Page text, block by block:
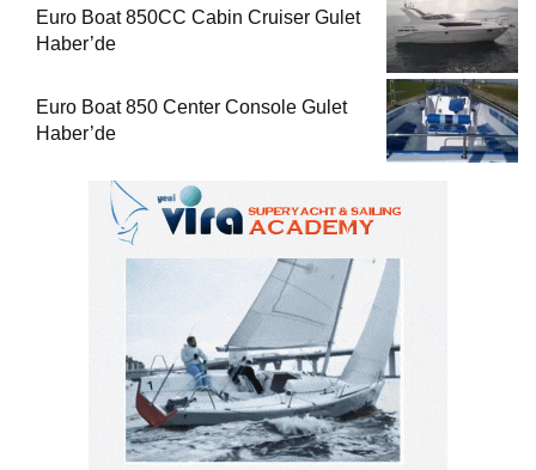
Euro Boat 850CC Cabin Cruiser Gulet
Haber’de
Euro Boat 850 Center Console Gulet
Haber’de